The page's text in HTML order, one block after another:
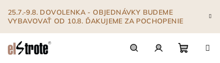
obsah
25.7.-9.8. DOVOLENKA - OBJEDNÁVKY BUDEME
VYBAVOVAŤ OD 10.8. ĎAKUJEME ZA POCHOPENIE